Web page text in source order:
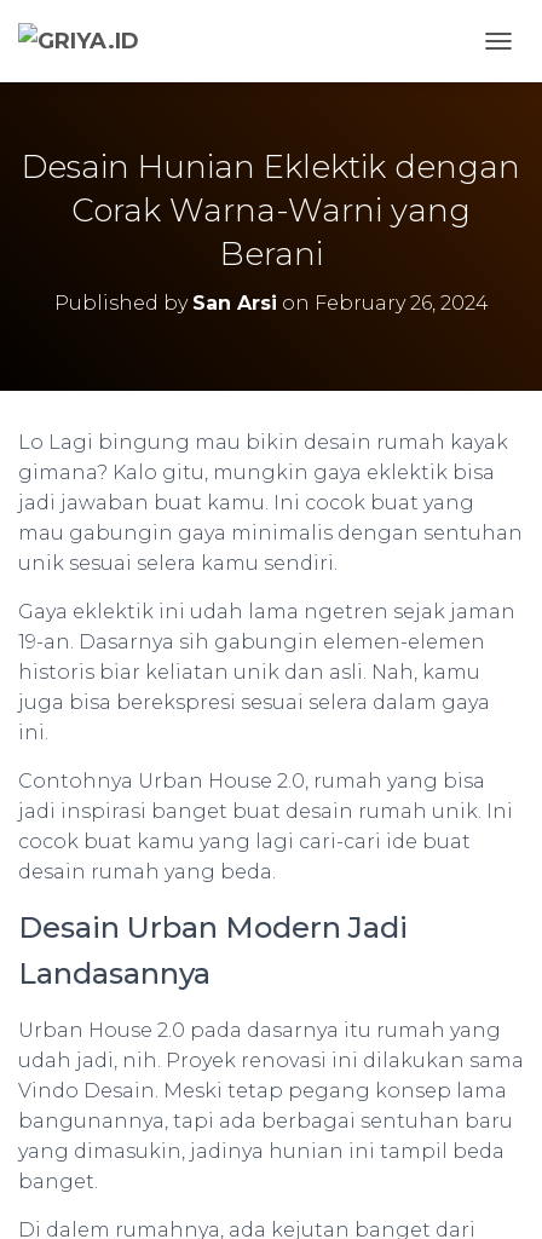
Desain Hunian Eklektik dengan
Corak Warna-Warni yang
Berani
Published by San Arsi on February 26, 2024
Lo Lagi bingung mau bikin desain rumah kayak
gimana? Kalo gitu, mungkin gaya eklektik bisa
jadi jawaban buat kamu. Ini cocok buat yang
mau gabungin gaya minimalis dengan sentuhan
unik sesuai selera kamu sendiri.
Gaya eklektik ini udah lama ngetren sejak jaman
19-an. Dasarnya sih gabungin elemen-elemen
historis biar keliatan unik dan asli. Nah, kamu
juga bisa berekspresi sesuai selera dalam gaya
ini.
Contohnya Urban House 2.0, rumah yang bisa
jadi inspirasi banget buat desain rumah unik. Ini
cocok buat kamu yang lagi cari-cari ide buat
desain rumah yang beda.
Desain Urban Modern Jadi
Landasannya
Urban House 2.0 pada dasarnya itu rumah yang
udah jadi, nih. Proyek renovasi ini dilakukan sama
Vindo Desain. Meski tetap pegang konsep lama
bangunannya, tapi ada berbagai sentuhan baru
yang dimasukin, jadinya hunian ini tampil beda
banget.
Di dalem rumahnya, ada kejutan banget dari